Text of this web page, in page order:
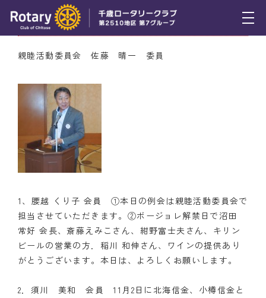
トピックス
活動報告
理事会報告
スケジュール
木曜会
組織図
クラブのあゆみ
クラブの歴史
11月19日（木） ニコニコBOX
親睦活動委員会 佐藤 晴一 委員
1、腰越 くり子 会員 ①本日の例会は親睦活動委員会で
担当させていただきます。②ボージョレ解禁日で沼田
常好 会長、斎藤えみこさん、紺野富士夫さん、キリン
ビールの営業の方．稲川 和伸さん、ワインの提供あり
がとうございます。本日は、よろしくお願いします。
2．須川 美和 会員 11月2日に北海信金、小樽信金と